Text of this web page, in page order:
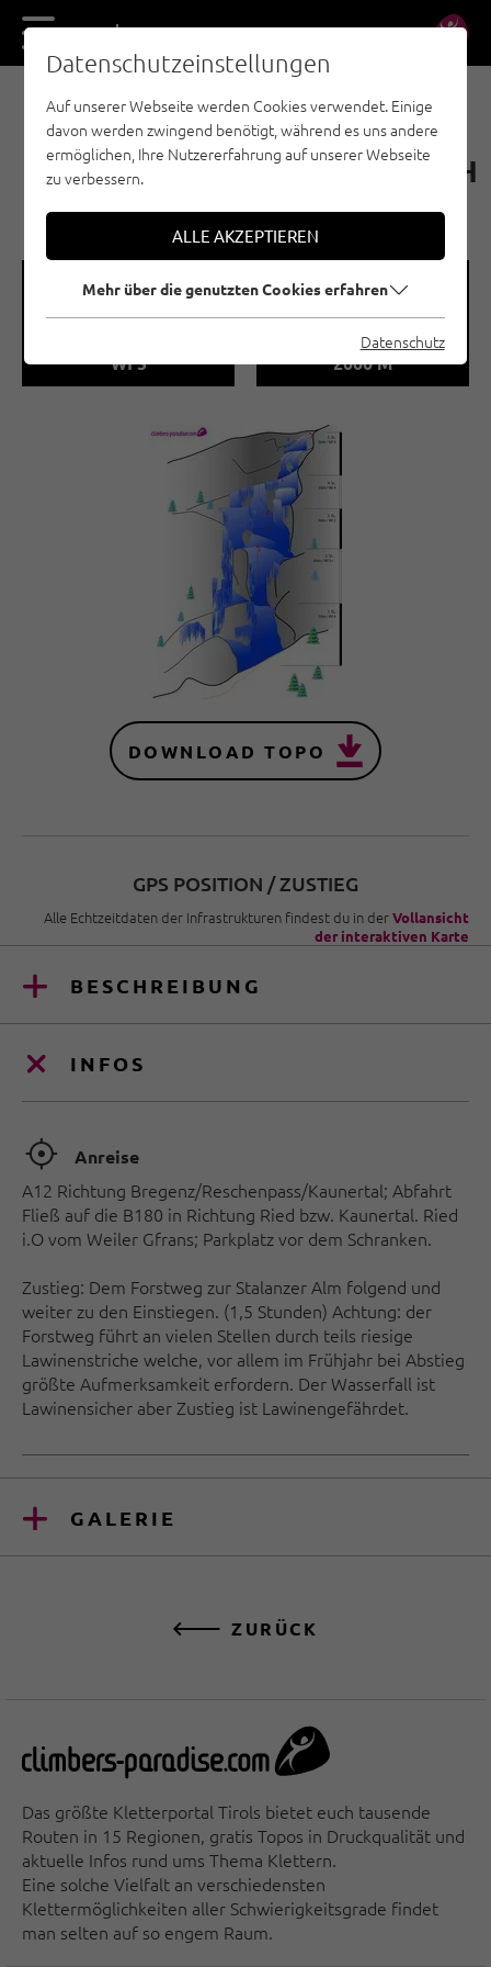
DE EN
E-BIKE & CLIMB - NAUDERS - TIROLER OBERLAND
- KAUNERTAL - EISKLETTERN
RENKFÄLLE/EISSCHLAUCH
| FENDELS
🞽
WI 5
🞱
Seehöhe
2000 M
DOWNLOAD TOPO
GPS POSITION / ZUSTIEG
Alle Echtzeitdaten der Infrastrukturen findest du in derVollansicht
der interaktiven Karte
BESCHREIBUNG
INFOS
🞞 Anreise
A12 Richtung Bregenz/Reschenpass/Kaunertal; Abfahrt
Fließ auf die B180 in Richtung Ried bzw. Kaunertal. Ried
i.O vom Weiler Gfrans; Parkplatz vor dem Schranken.
Zustieg: Dem Forstweg zur Stalanzer Alm folgend und
weiter zu den Einstiegen. (1,5 Stunden) Achtung: der
Forstweg führt an vielen Stellen durch teils riesige
Lawinenstriche welche, vor allem im Frühjahr bei Abstieg
größte Aufmerksamkeit erfordern. Der Wasserfall ist
Lawinensicher aber Zustieg ist Lawinengefährdet.
GALERIE
ZURÜCK
Das größte Kletterportal Tirols bietet euch tausende
Routen in 15 Regionen, gratis Topos in Druckqualität und
aktuelle Infos rund ums Thema Klettern.
Eine solche Vielfalt an verschiedensten
Klettermöglichkeiten aller Schwierigkeitsgrade findet
man selten auf so engem Raum.
Datenschutzeinstellungen
Auf unserer Webseite werden Cookies verwendet. Einige
davon werden zwingend benötigt, während es uns andere
ermöglichen, Ihre Nutzererfahrung auf unserer Webseite
zu verbessern.
ALLE AKZEPTIEREN
Mehr über die genutzten Cookies erfahren
Datenschutz